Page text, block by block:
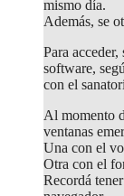
mismo día.
Además, se
Para
software,
con el
Al momento
ventanas
Una con el
Otra con el
Recordá